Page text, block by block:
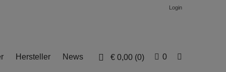
Login
€ 0,00 (0) 0
Hersteller News